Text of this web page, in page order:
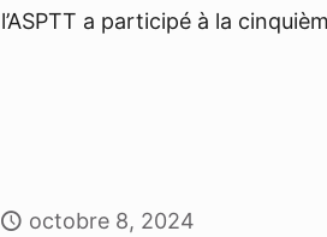
l’ASPTT a participé à la
octobre 8, 2024